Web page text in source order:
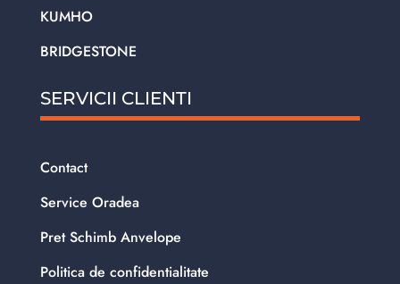
KUMHO
BRIDGESTONE
SERVICII CLIENTI
Contact
Service Oradea
Pret Schimb Anvelope
Politica de confidentialitate